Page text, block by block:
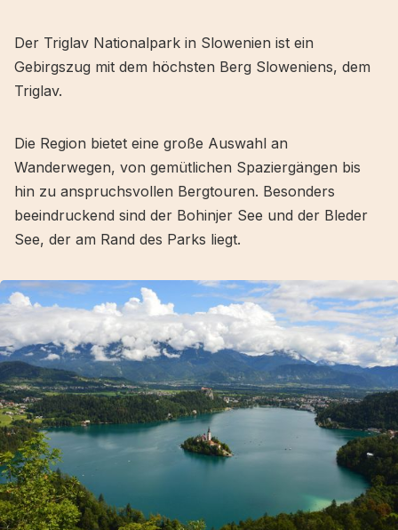
Der Triglav Nationalpark in Slowenien ist ein
Gebirgszug mit dem höchsten Berg Sloweniens, dem
Triglav.
Die Region bietet eine große Auswahl an
Wanderwegen, von gemütlichen Spaziergängen bis
hin zu anspruchsvollen Bergtouren. Besonders
beeindruckend sind der Bohinjer See und der Bleder
See, der am Rand des Parks liegt.